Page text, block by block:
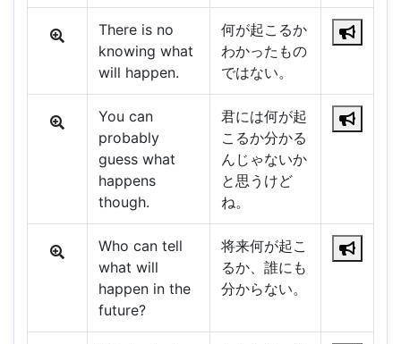
There is no
knowing what
will happen.
何が起こるか
わかったもの
ではない。
You can
probably
guess what
happens
though.
君には何が起
こるか分かる
んじゃないか
と思うけど
ね。
Who can tell
what will
happen in the
future?
将来何が起こ
るか、誰にも
分からない。